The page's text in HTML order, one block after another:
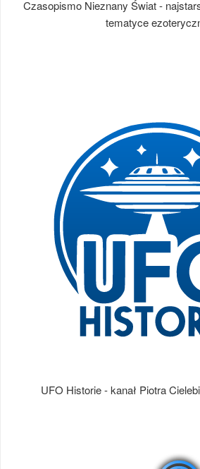
Czasopismo Nieznany Świat -
tematyce
UFO Historie - kanał Piotra